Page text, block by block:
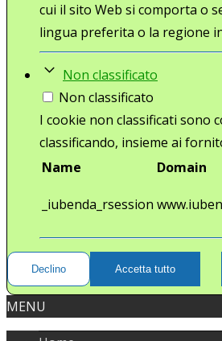
cui il sito Web si comporta o
lingua preferita o la regione
Non classificato
Non classificato
I cookie non classificati sono
classificando, insieme ai
Name
Domain
_iubenda_rsession
Declino Accetta tutto
MENU